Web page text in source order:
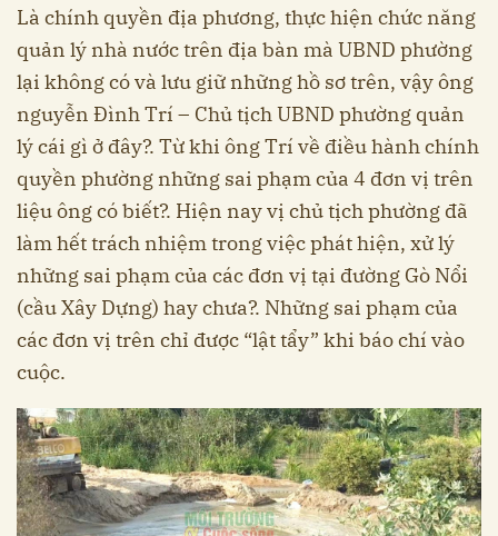
Là chính quyền địa phương, thực hiện chức năng
quản lý nhà nước trên địa bàn mà UBND phường
lại không có và lưu giữ những hồ sơ trên, vậy ông
nguyễn Đình Trí – Chủ tịch UBND phường quản
lý cái gì ở đây?. Từ khi ông Trí về điều hành chính
quyền phường những sai phạm của 4 đơn vị trên
liệu ông có biết?. Hiện nay vị chủ tịch phường đã
làm hết trách nhiệm trong việc phát hiện, xử lý
những sai phạm của các đơn vị tại đường Gò Nổi
(cầu Xây Dựng) hay chưa?. Những sai phạm của
các đơn vị trên chỉ được “lật tẩy” khi báo chí vào
cuộc.